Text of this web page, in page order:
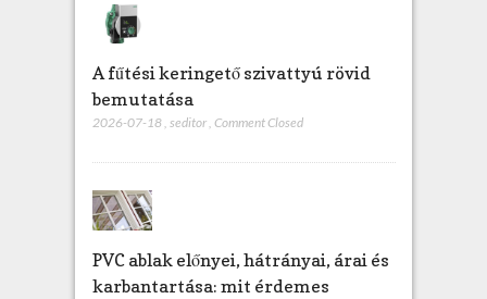
é
h
A fűtési keringető szivattyú rövid
bemutatása
2026-07-18, seditor, Comment Closed
PVC ablak előnyei, hátrányai, árai és
karbantartása: mit érdemes